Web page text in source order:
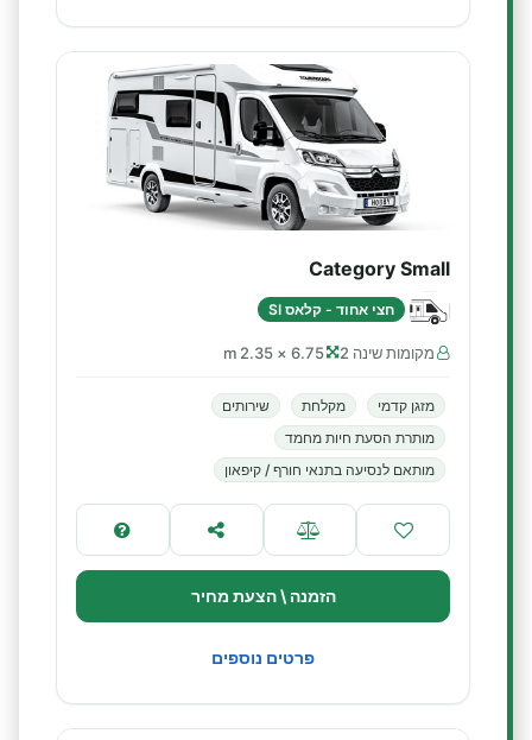
Category Small
חצי אחוד - קלאס SI
מקומות שינה 2 6.75 × 2.35 m
מזגן קדמי מקלחת
שירותים
מותרת הסעת חיות מחמד
מותאם לנסיעה בתנאי חורף / קיפאון
הזמנה \ הצעת מחיר
פרטים נוספים